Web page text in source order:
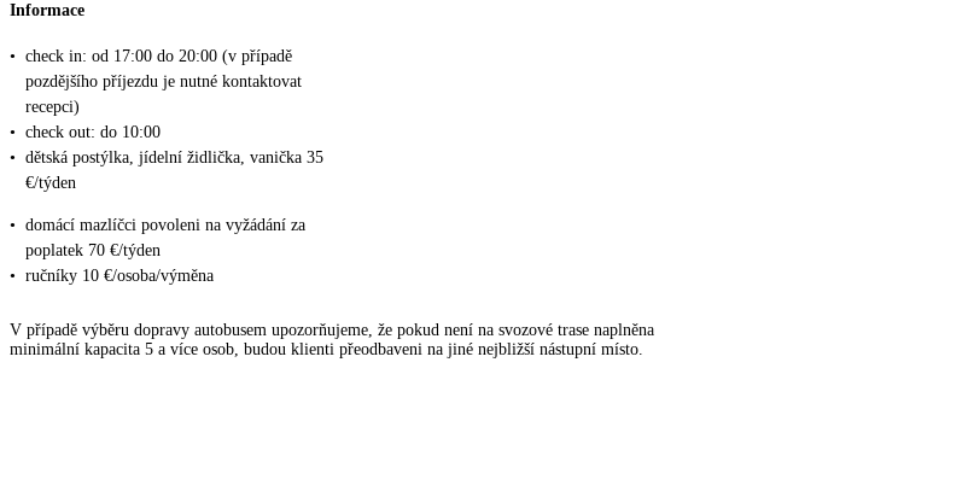
Informace
• check in: od 17:00 do 20:00 (v případě
pozdějšího příjezdu je nutné kontaktovat
recepci)
• check out: do 10:00
• dětská postýlka, jídelní židlička, vanička 35
€/týden
• domácí mazlíčci povoleni na vyžádání za
poplatek 70 €/týden
• ručníky 10 €/osoba/výměna
V případě výběru dopravy autobusem upozorňujeme, že pokud není na svozové trase naplněna
minimální kapacita 5 a více osob, budou klienti přeodbaveni na jiné nejbližší nástupní místo.